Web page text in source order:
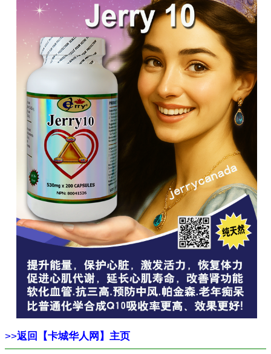
>>返回【卡城华人网】主页